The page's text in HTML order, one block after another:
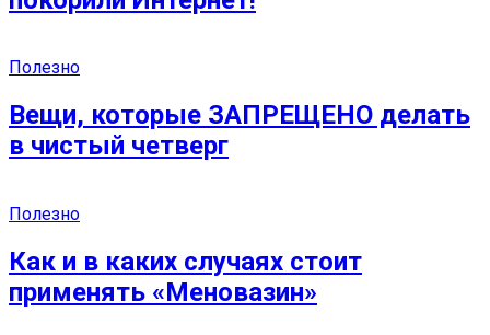
Полезно
Вещи, которые ЗАПРЕЩЕНО делать
в чистый четверг
Полезно
Как и в каких случаях стоит
применять «Меновазин»